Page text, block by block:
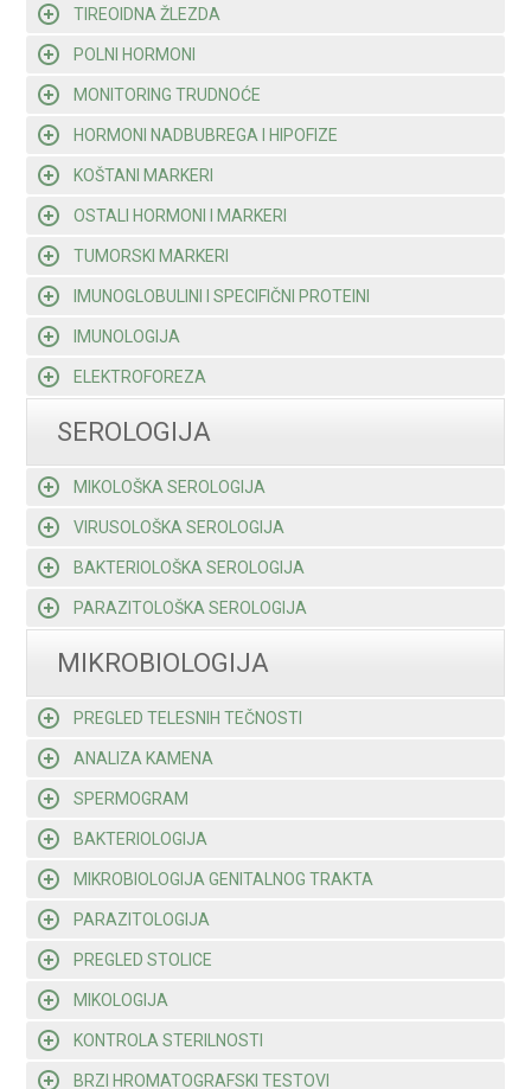
TIREOIDNA ŽLEZDA
POLNI HORMONI
MONITORING TRUDNOĆE
HORMONI NADBUBREGA I HIPOFIZE
KOŠTANI MARKERI
OSTALI HORMONI I MARKERI
TUMORSKI MARKERI
IMUNOGLOBULINI I SPECIFIČNI PROTEINI
IMUNOLOGIJA
ELEKTROFOREZA
SEROLOGIJA
MIKOLOŠKA SEROLOGIJA
VIRUSOLOŠKA SEROLOGIJA
BAKTERIOLOŠKA SEROLOGIJA
PARAZITOLOŠKA SEROLOGIJA
MIKROBIOLOGIJA
PREGLED TELESNIH TEČNOSTI
ANALIZA KAMENA
SPERMOGRAM
BAKTERIOLOGIJA
MIKROBIOLOGIJA GENITALNOG TRAKTA
PARAZITOLOGIJA
PREGLED STOLICE
MIKOLOGIJA
KONTROLA STERILNOSTI
BRZI HROMATOGRAFSKI TESTOVI